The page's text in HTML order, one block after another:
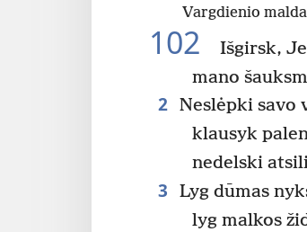
Vargdienio
102 Išgirsk,
mano
2 Neslėpki savo
klausyk
nedelski
3
Lyg dūmas
lyg malkos